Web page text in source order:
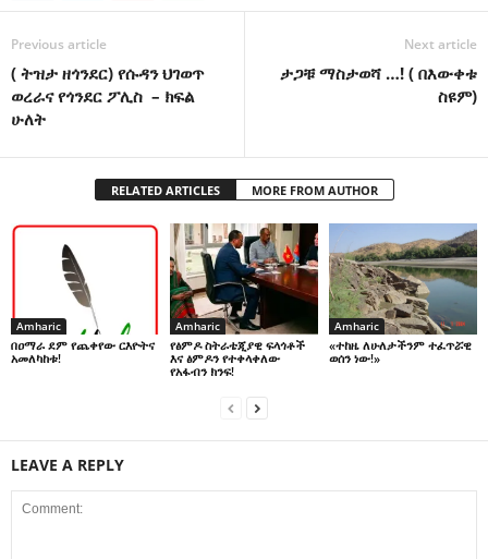
Previous article
( ትዝታ ዘጎንደር) የሱዳን ህገወጥ
ወረራና የጎንደር ፖሊስ – ክፍል
ሁለት
Next article
ታጋቹ ማስታወሻ …! ( በእውቀቱ
ስዩም)
RELATED ARTICLES MORE FROM AUTHOR
Amharic
በዐማራ ደም የጨቀየው ርእዮትና
አመለካከቱ!
Amharic
የፅምዶ ስትራቴጂያዊ ፍላጎቶች
እና ፅምዶን የተቀላቀለው
የአፋብን ክንፍ!
Amharic
«ተከዜ ለሁለታችንም ተፈጥሯዊ
ወሰን ነው!»
LEAVE A REPLY